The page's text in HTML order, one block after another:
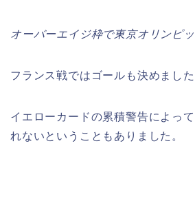
オーバーエイジ枠で東京オリンピッ
フランス戦ではゴールも決めました
イエローカードの累積警告によっ
れないということもありました。